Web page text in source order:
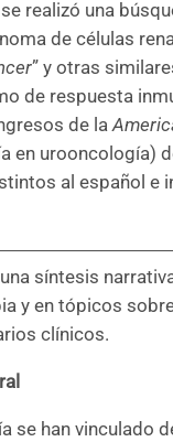
realizó una
de células
” y otras
de respuesta
de la
en urooncología)
al español e
síntesis
y en tópicos
clínicos.
se han vinculado